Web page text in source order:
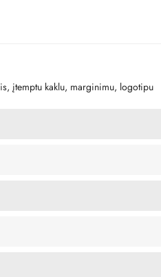
įtemptu kaklu, marginimu, logotipu